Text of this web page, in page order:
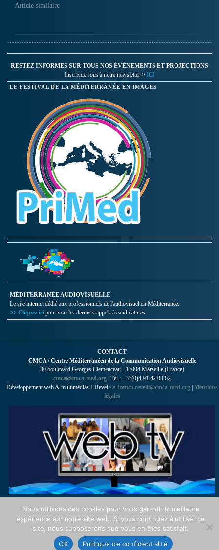
Article similaire
RESTEZ INFORMES SUR TOUS NOS ÉVÉNEMENTS ET PROJECTIONS
Inscrivez vous à notre newsletter > ICI
LE FESTIVAL DE LA MÉDITERRANÉE EN IMAGES
MÉDITERRANÉE AUDIOVISUELLE
Le site internet dédié aux professionnels de l'audiovisuel en Méditerranée.
>> Cliquez ici pour voir les derniers appels à candidatures
CONTACT
CMCA / Centre Méditerranéen de la Communication Audiovisuelle
30 boulevard Georges Clemenceau - 13004 Marseille (France)
cmca@cmca-med.org | Tél : +33(0)4 91 42 03 02
Développement web & multimédias F.Revelli > franco.revelli@cmca-med.org | Mentions
légales
Nous utilisons des cookies pour vous garantir la meilleure
expérience sur notre site web. Si vous continuez à utiliser ce
site, nous supposerons que vous en êtes satisfait.
OK
Politique de confidentialité